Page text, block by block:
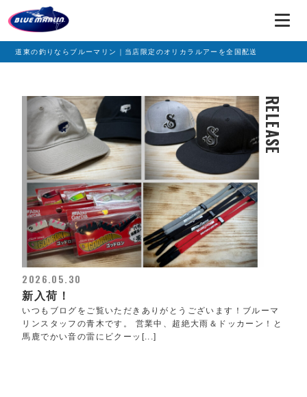
道東の釣りならブルーマリン｜当店限定のオリカラルアーを全国配送
RELEASE
2026.05.30
新入荷！
いつもブログをご覧いただきありがとうございます！ブルーマ
リンスタッフの青木です。 営業中、超絶大雨＆ドッカーン！と
馬鹿でかい音の雷にビクーッ[...]